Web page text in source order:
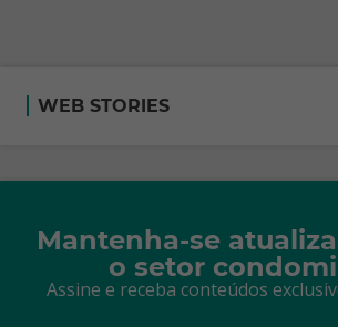
WEB STORIES
Mantenha-se
o setor
Assine e receba conteúdos